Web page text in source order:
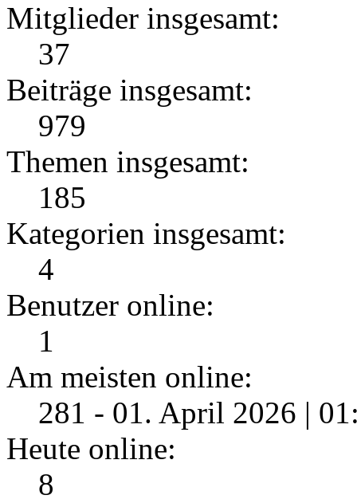
Mitglieder insgesamt:
37
Beiträge insgesamt:
979
Themen insgesamt:
185
Kategorien insgesamt:
4
Benutzer online:
1
Am meisten online:
281 - 01. April 2026 |
Heute online:
8